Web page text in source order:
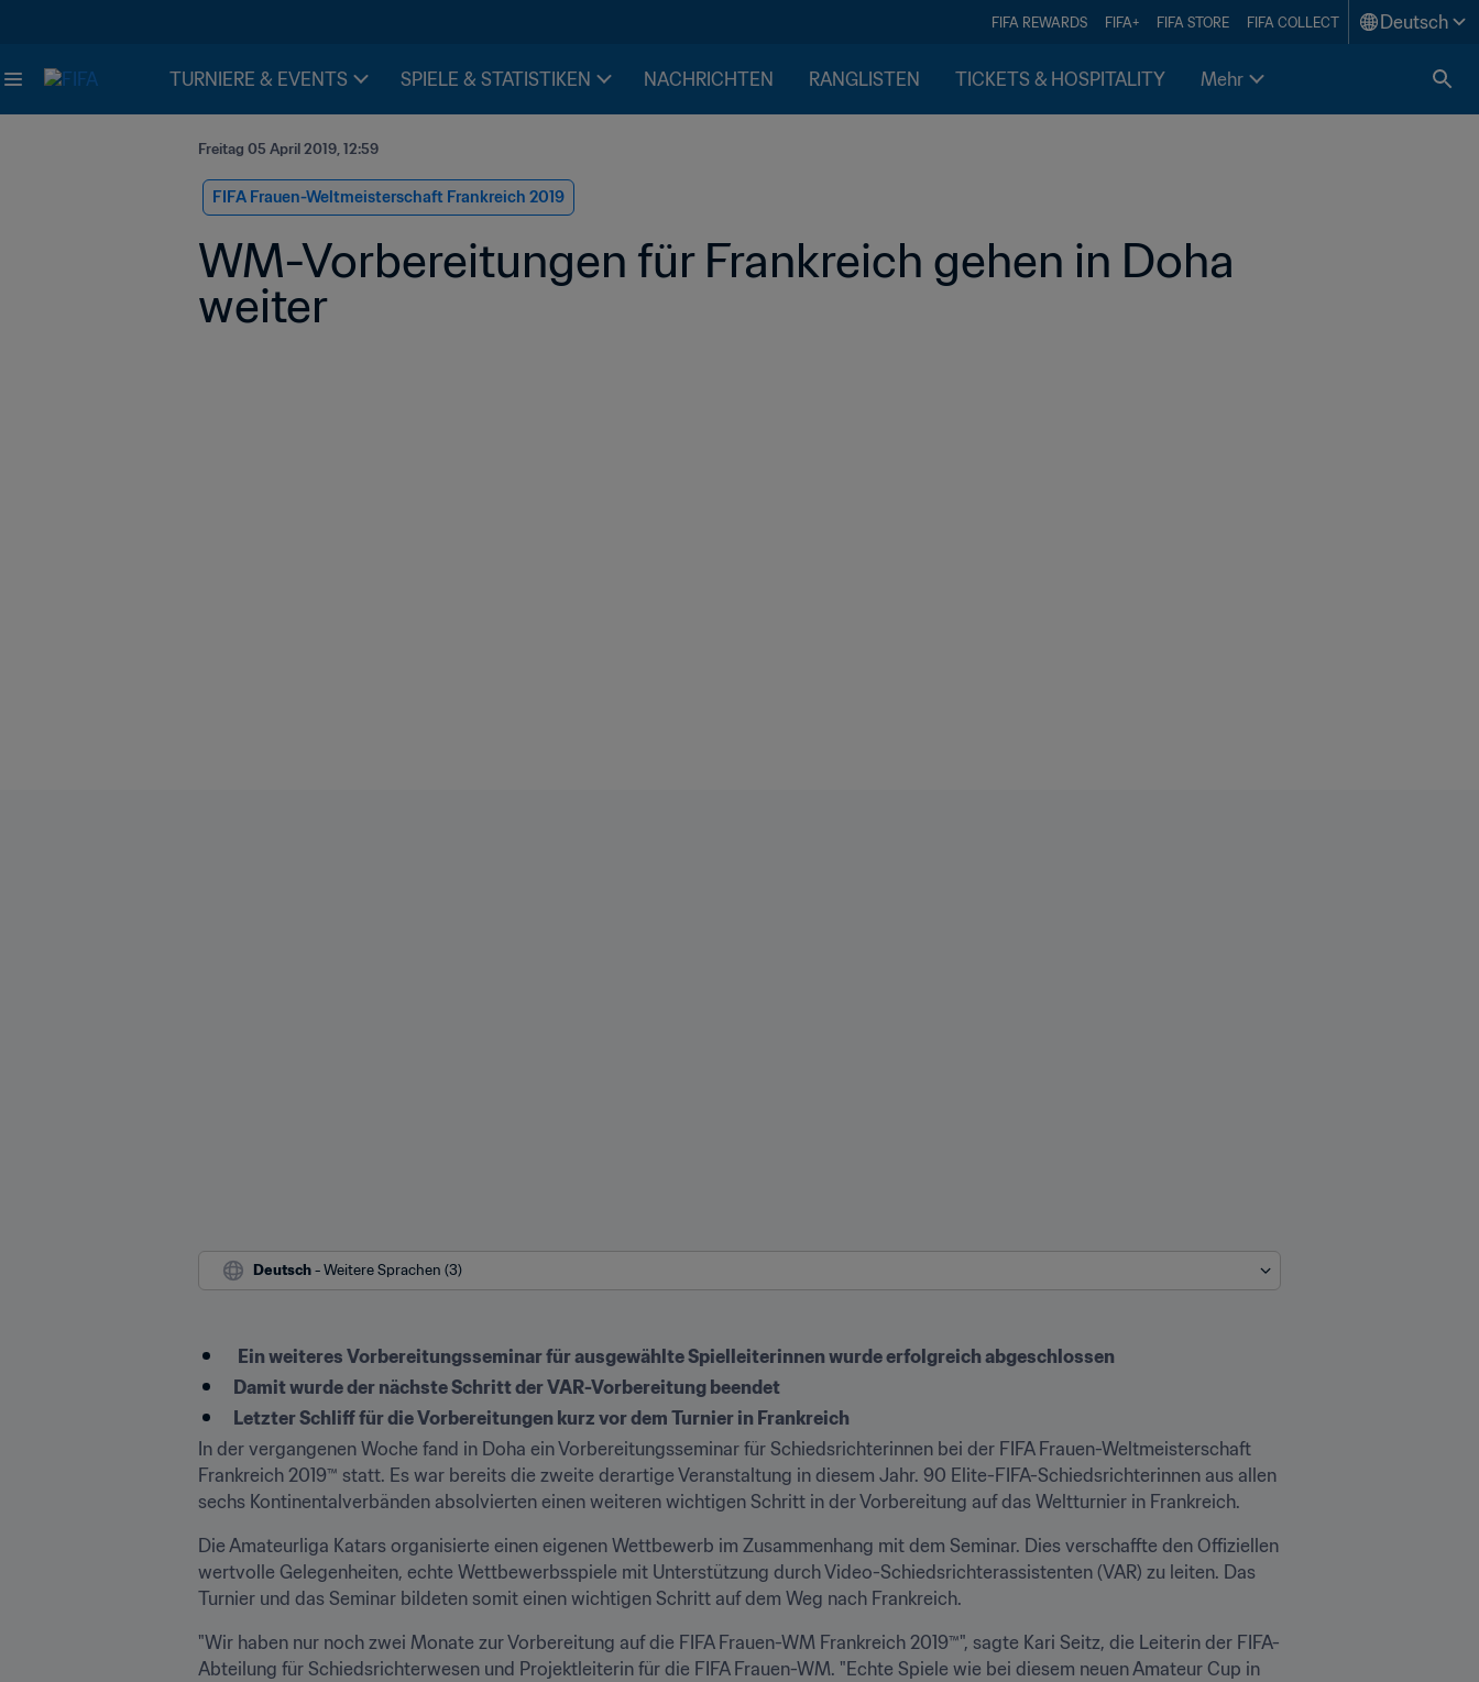
FIFA REWARDS FIFA+ FIFA STORE FIFA COLLECT Deutsch
TURNIERE & EVENTS SPIELE & STATISTIKEN NACHRICHTEN RANGLISTEN TICKETS & HOSPITALITY Mehr
Freitag 05 April 2019, 12:59
FIFA Frauen-Weltmeisterschaft Frankreich 2019
WM-Vorbereitungen für Frankreich gehen in Doha
weiter
Deutsch - Weitere Sprachen (3)
Ein weiteres Vorbereitungsseminar für ausgewählte Spielleiterinnen wurde erfolgreich abgeschlossen
Damit wurde der nächste Schritt der VAR-Vorbereitung beendet
Letzter Schliff für die Vorbereitungen kurz vor dem Turnier in Frankreich
In der vergangenen Woche fand in Doha ein Vorbereitungsseminar für Schiedsrichterinnen bei der FIFA Frauen-Weltmeisterschaft
Frankreich 2019™ statt. Es war bereits die zweite derartige Veranstaltung in diesem Jahr. 90 Elite-FIFA-Schiedsrichterinnen aus allen
sechs Kontinentalverbänden absolvierten einen weiteren wichtigen Schritt in der Vorbereitung auf das Weltturnier in Frankreich.
Die Amateurliga Katars organisierte einen eigenen Wettbewerb im Zusammenhang mit dem Seminar. Dies verschaffte den Offiziellen
wertvolle Gelegenheiten, echte Wettbewerbsspiele mit Unterstützung durch Video-Schiedsrichterassistenten (VAR) zu leiten. Das
Turnier und das Seminar bildeten somit einen wichtigen Schritt auf dem Weg nach Frankreich.
"Wir haben nur noch zwei Monate zur Vorbereitung auf die FIFA Frauen-WM Frankreich 2019™", sagte Kari Seitz, die Leiterin der FIFA-
Abteilung für Schiedsrichterwesen und Projektleiterin für die FIFA Frauen-WM. "Echte Spiele wie bei diesem neuen Amateur Cup in